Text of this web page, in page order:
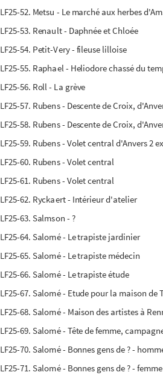
LF25-52. Metsu - Le marché aux herbes
LF25-53. Renault - Daphnée et Chloée
LF25-54. Petit-Very - fileuse lilloise
LF25-55. Raphael - Heliodore chassé du
LF25-56. Roll - La grève
LF25-57. Rubens - Descente de Croix,
LF25-58. Rubens - Descente de Croix,
LF25-59. Rubens - Volet central d'Anvers 2
LF25-60. Rubens - Volet central
LF25-61. Rubens - Volet central
LF25-62. Ryckaert - Intérieur d'atelier
LF25-63. Salmson - ?
LF25-64. Salomé - Le trapiste jardinier
LF25-65. Salomé - Le trapiste médecin
LF25-66. Salomé - Le trapiste étude
LF25-67. Salomé - Etude pour la maison de
LF25-68. Salomé - Maison des artistes à
LF25-69. Salomé - Tête de femme,
LF25-70. Salomé - Bonnes gens de ? -
LF25-71. Salomé - Bonnes gens de ? - femme